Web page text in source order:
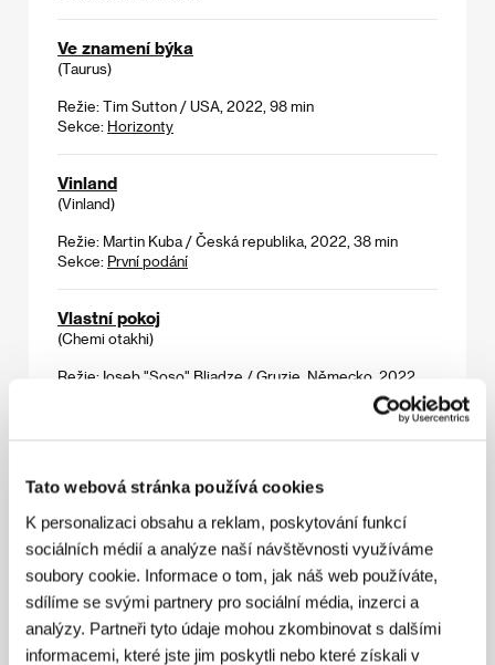
Tato webová stránka používá cookies
K personalizaci obsahu a reklam, poskytování funkcí
sociálních médií a analýze naší návštěvnosti využíváme
soubory cookie. Informace o tom, jak náš web používáte,
sdílíme se svými partnery pro sociální média, inzerci a
analýzy. Partneři tyto údaje mohou zkombinovat s dalšími
informacemi, které jste jim poskytli nebo které získali v
Ve znamení býka
(Taurus)
Režie: Tim Sutton / USA, 2022, 98 min
Sekce: Horizonty
Vinland
(Vinland)
Režie: Martin Kuba / Česká republika, 2022, 38 min
Sekce: První podání
Vlastní pokoj
(Chemi otakhi)
Režie: Ioseb "Soso" Bliadze / Gruzie, Německo, 2022,
(Everything Everywhere All At Once)
Režie: Daniel Kwan, Daniel Scheinert / USA, 2022,
140 min
Sekce:Půlnoční filmy
Všechny vrány světa
(Tian xia wu ya)